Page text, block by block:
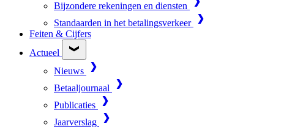
Bijzondere rekeningen en diensten
Standaarden in het betalingsverkeer
Feiten & Cijfers
Actueel
Nieuws
Betaaljournaal
Publicaties
Jaarverslag